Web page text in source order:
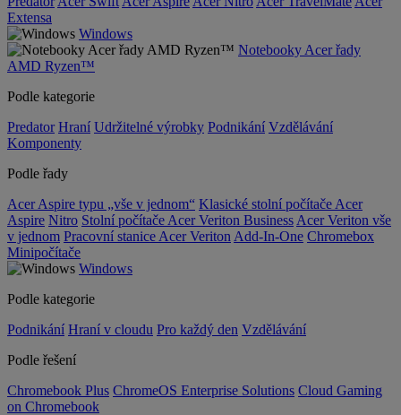
Extensa
Windows
Notebooky Acer řady
AMD Ryzen™
Podle kategorie
Predator Hraní Udržitelné výrobky Podnikání Vzdělávání
Komponenty
Podle řady
Acer Aspire typu „vše v jednom“ Klasické stolní počítače Acer
Aspire Nitro Stolní počítače Acer Veriton Business Acer Veriton vše
v jednom Pracovní stanice Acer Veriton Add-In-One Chromebox
Minipočítače
Windows
Podle kategorie
Podnikání Hraní v cloudu Pro každý den Vzdělávání
Podle řešení
Chromebook Plus ChromeOS Enterprise Solutions Cloud Gaming
on Chromebook